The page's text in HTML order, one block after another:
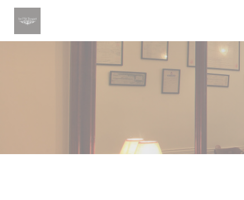
Panel pro správu cookies